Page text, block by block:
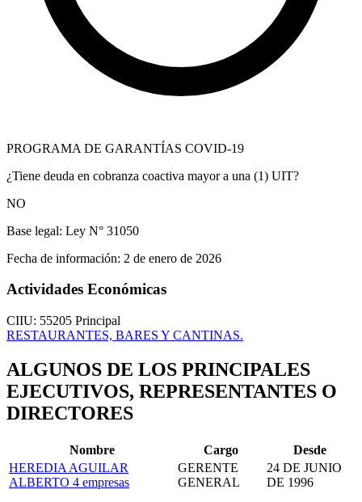
PROGRAMA DE GARANTÍAS COVID-19
¿Tiene deuda en cobranza coactiva mayor a una (1) UIT?
NO
Base legal: Ley N° 31050
Fecha de información: 2 de enero de 2026
Actividades Económicas
CIIU: 55205 Principal
RESTAURANTES, BARES Y CANTINAS.
ALGUNOS DE LOS PRINCIPALES
EJECUTIVOS, REPRESENTANTES O
DIRECTORES
Nombre Cargo
Desde
HEREDIA AGUILAR
ALBERTO 4 empresas
GERENTE
GENERAL
24 DE JUNIO
DE 1996